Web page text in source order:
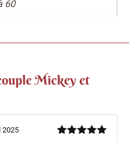
60
Mickey et
2025